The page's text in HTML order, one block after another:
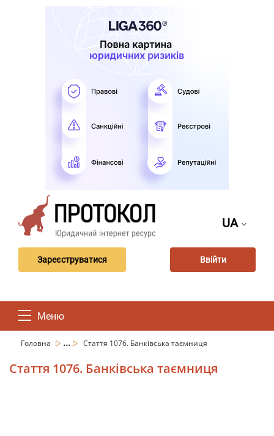
UA
Зареєструватися Ввійти
Меню
Головна ... Стаття 1076. Банківська таємниця
Стаття 1076. Банківська таємниця